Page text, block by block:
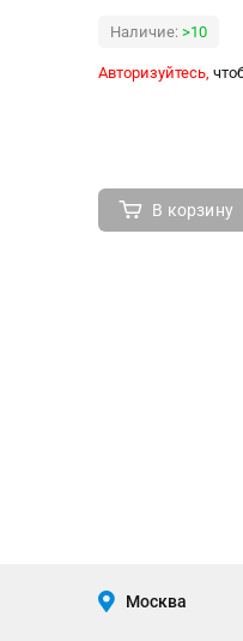
Наличие: >10
Авторизуйтесь,
В корзину
Москва